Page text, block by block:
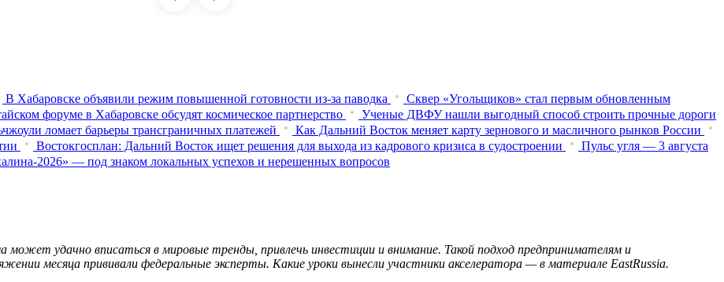
В Хабаровске объявили режим повышенной готовности из‑за паводка
Сквер «Угольщиков» стал первым обновленным
форуме в Хабаровске обсудят космическое партнерство
Ученые ДВФУ нашли выгодный способ строить прочные дороги
ломает барьеры трансграничных платежей
Как Дальний Восток меняет карту зернового и масличного рынков России
Востокгосплан: Дальний Восток ищет решения для выхода из кадрового кризиса в судостроении
Пульс угля — 3 августа
2026» — под знаком локальных успехов и нерешенных вопросов
удачно вписаться в мировые тренды, привлечь инвестиции и внимание. Такой подход предпринимателям и
месяца прививали федеральные эксперты. Какие уроки вынесли участники акселератора — в материале EastRussia.